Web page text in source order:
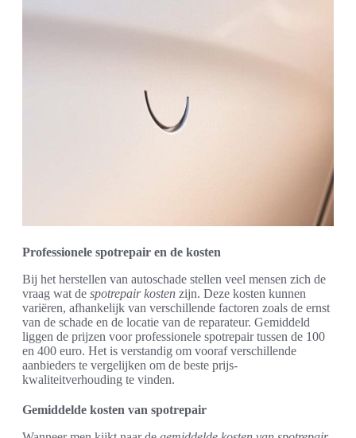
Professionele spotrepair en de kosten
Bij het herstellen van autoschade stellen veel mensen zich de
vraag wat de spotrepair kosten zijn. Deze kosten kunnen
variëren, afhankelijk van verschillende factoren zoals de ernst
van de schade en de locatie van de reparateur. Gemiddeld
liggen de prijzen voor professionele spotrepair tussen de 100
en 400 euro. Het is verstandig om vooraf verschillende
aanbieders te vergelijken om de beste prijs-
kwaliteitverhouding te vinden.
Gemiddelde kosten van spotrepair